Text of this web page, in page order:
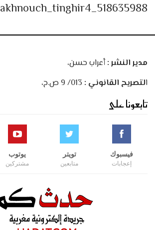
akhnouch_tinghir4_518635988
مدير النشر :أعراب حسن،
التصريح القانوني :
تابعونا على
فيسبوك
إعجابات
تويتر
متابعين
يوتوب
مشتركين